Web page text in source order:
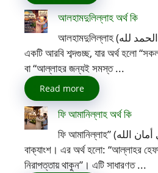
আলহামদুলিল্লাহ অর্থ কি
আলহামদুলিল্লাহ (الحمد لله) অর্থ কি? আলহামদুলিল্লাহ
একটি আরবি শব্দগুচ্ছ, যার অর্থ হলো
বা “আল্লাহর জন্যই সমস্ত ...
Read more
ফি আমানিল্লাহ অর্থ কি
ফি আমানিল্লাহ” (في أمان الله) একটি আরবি
বাক্যাংশ। এর অর্থ হলো: “আল্লাহর
নিরাপত্তায় থাকুন”। এটি সাধারণত ...